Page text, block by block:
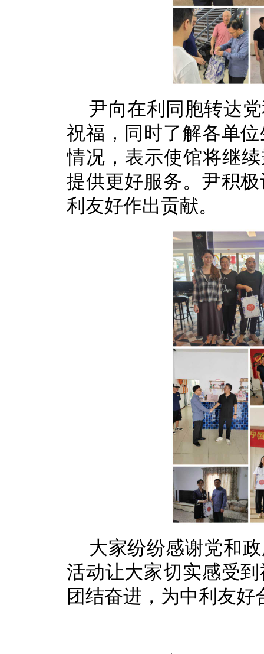
尹向在利同胞转达
祝福，同时了解各单
情况，表示使馆将继
提供更好服务。尹积
利友好作出贡献。
大家纷纷感谢党和
活动让大家切实感受
团结奋进，为中利友好